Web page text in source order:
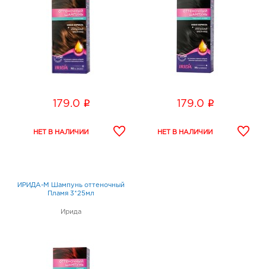
179.0 i 179.0 i
ИРИДА-М Шампунь оттеночный
Пламя 3*25мл
Ирида